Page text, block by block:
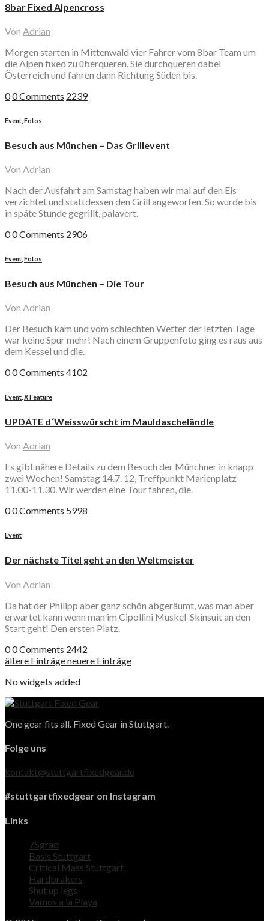
8bar Fixed Alpencross
Von Adrian
Morgen starten in Mittenwald vier Fahrer vom 8bar Team um
die Alpen fixed zu überqueren. Sie durchqueren dabei
Österreich und fahren dann Richtung Süden bis.
00 Comments 2239
Event Fotos
Besuch aus München – Das Grillevent
Von Adrian
Nach der Ausfahrt am Samstag haben wir mal auf den Eis
verzichtet und stattdessen den Grill angeworfen. So wurde bis
in späte Stunde gegrillt, palavert.
00 Comments 2906
Event Fotos
Besuch aus München – Die Tour
Von Adrian
Der Besuch kam und vom schlechten Wetter der letzten Tage
war keine Spur mehr! Nach einem Gruppenfoto ging es raus aus
dem Kessel und die.
00 Comments 4102
Event X Feature
UPDATE d´Weisswürscht im Mauldascheländle
Von Adrian
Es gibt nähere Details zu dem Besuch der Münchner in knapp
zwei Wochen! Samstag 14.7. 12, Treffpunkt Marienplatz
11.00-11.30. Wir werden eine Tour fahren, die.
00 Comments 5998
Event
Der nächste Titel geht an den Weltmeister
Von Adrian
Da hat der Philipp aber ganz schön abgeräumt, was man aber
erwartet kann wenn man im Cipollini Muskel-Skinsuit an den
Start geht! Den ersten Platz.
00 Comments 2442
ältere Einträgeneuere Einträge
No widgets added
One gear fits all. Fixed Gear in Stuttgart.
Folge uns
kontakt@stuttgartfixedgear.de
#stuttgartfixedgear on Instagram
Links
75grad
Basis Stuttgart
Critical Mass Stuttgart
Hardbrakers
Shut up legs
Vamos a la Playa